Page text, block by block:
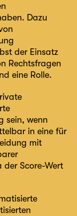
Dazu
der Einsatz
Rechtsfragen
eine Rolle.
sein, wenn
in eine für
mit
Score-Wert